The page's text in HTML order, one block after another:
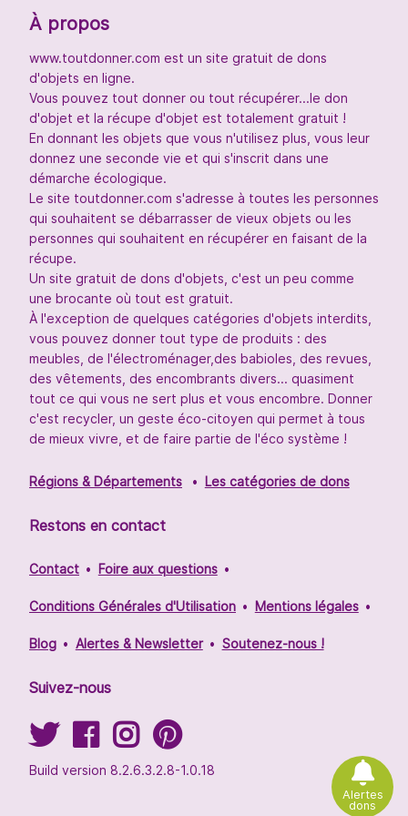
Alertes
dons
À propos
www.toutdonner.com est un site gratuit de dons
d'objets en ligne.
Vous pouvez tout donner ou tout récupérer...le don
d'objet et la récupe d'objet est totalement gratuit !
En donnant les objets que vous n'utilisez plus, vous leur
donnez une seconde vie et qui s'inscrit dans une
démarche écologique.
Le site toutdonner.com s'adresse à toutes les personnes
qui souhaitent se débarrasser de vieux objets ou les
personnes qui souhaitent en récupérer en faisant de la
récupe.
Un site gratuit de dons d'objets, c'est un peu comme
une brocante où tout est gratuit.
À l'exception de quelques catégories d'objets interdits,
vous pouvez donner tout type de produits : des
meubles, de l'électroménager,des babioles, des revues,
des vêtements, des encombrants divers... quasiment
tout ce qui vous ne sert plus et vous encombre. Donner
c'est recycler, un geste éco-citoyen qui permet à tous
de mieux vivre, et de faire partie de l'éco système !
Régions & Départements Les catégories de dons
Restons en contact
Contact Foire aux questions
Conditions Générales d'Utilisation Mentions légales
Blog Alertes & Newsletter Soutenez-nous !
Suivez-nous
Build version 8.2.6.3.2.8-1.0.18